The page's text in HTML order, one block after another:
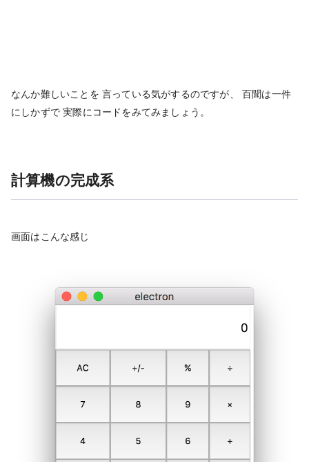
なんか難しいことを 言っている気がするのですが、 百聞は一件
にしかずで 実際にコードをみてみましょう。
計算機の完成系
画面はこんな感じ